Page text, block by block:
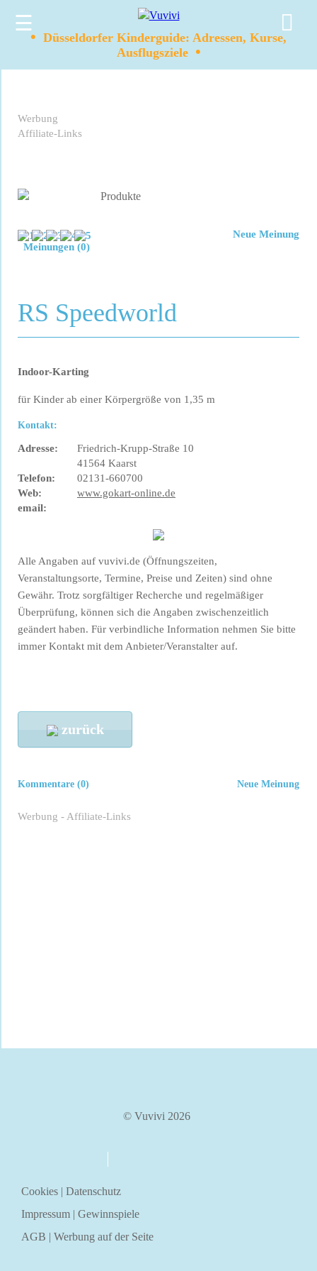
☰
• Düsseldorfer Kinderguide: Adressen, Kurse,
Ausflugsziele •
Werbung
Affiliate-Links
Meinungen (0)
Neue Meinung
RS Speedworld
Indoor-Karting
für Kinder ab einer Körpergröße von 1,35 m
Kontakt:
Adresse:
Friedrich-Krupp-Straße 10
41564 Kaarst
Telefon:
02131-660700
Web:
www.gokart-online.de
email:
Alle Angaben auf vuvivi.de (Öffnungszeiten,
Veranstaltungsorte, Termine, Preise und Zeiten) sind ohne
Gewähr. Trotz sorgfältiger Recherche und regelmäßiger
Überprüfung, können sich die Angaben zwischenzeitlich
geändert haben. Für verbindliche Information nehmen Sie bitte
immer Kontakt mit dem Anbieter/Veranstalter auf.
zurück
Neue Meinung
Kommentare (0)
Werbung - Affiliate-Links
© Vuvivi 2026
Cookies | Datenschutz
Impressum | Gewinnspiele
AGB | Werbung auf der Seite